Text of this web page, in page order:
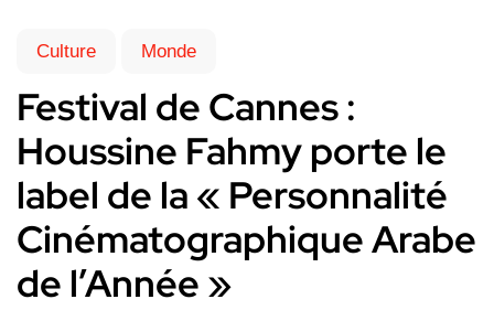
Culture Monde
Festival de Cannes :
Houssine Fahmy porte le
label de la « Personnalité
Cinématographique Arabe
de l’Année »